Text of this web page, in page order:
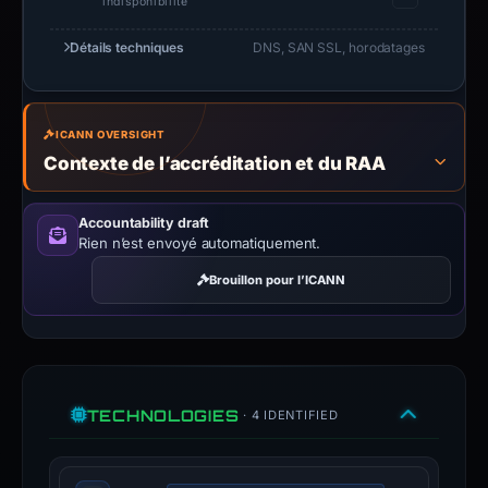
Détails techniques DNS, SAN SSL, horodatages
ICANN OVERSIGHT
Contexte de l’accréditation et du RAA
Accountability draft
Rien n’est envoyé automatiquement.
Brouillon pour l’ICANN
TECHNOLOGIES · 4 IDENTIFIED